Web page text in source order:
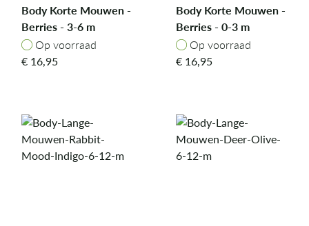
Body Korte Mouwen -
Berries - 3-6 m
Op voorraad
Op voorraad
€ 16,95
Body Korte Mouwen -
Berries - 0-3 m
Op voorraad
Op voorraad
€ 16,95